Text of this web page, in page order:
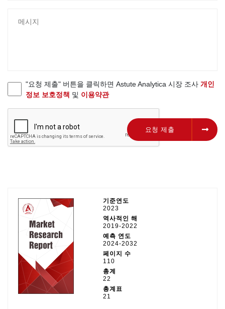
"요청 제출" 버튼을 클릭하면 Astute Analytica 시장 조사개인
정보 보호정책 및 이용약관
요청 제출 요청 제출
기준연도
2023
역사적인 해
2019-2022
예측 연도
2024-2032
페이지 수
110
총계
22
총계표
21